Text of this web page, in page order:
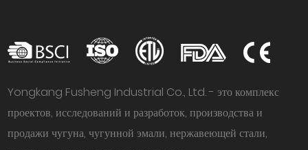
Yongkang Fusheng Industrial Co., Ltd. - это комплекс
проектов, исследований и разработок, производства и
продажи чугуна, чугунной эмали, нержавеющей стали,